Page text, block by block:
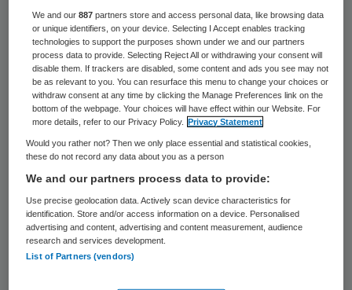
concludeert ouderenbond ANBO in een
woensdag verschenen rapport, elf maanden
na de invoering van de Wet
maatschappelijke ondersteuning (Wmo).
Informatie hierover vanuit de gemeenten is
vaak “slecht vindbaar, onduidelijk en soms
ronduit misleidend”. Volgens ANBO geeft
slechts een derde van de tachtig
onderzochte gemeenten duidelijkheid over
de mogelijkheden voor hulpbehoevenden.
We and our887 partners store and access personal data, like browsing data
or unique identifiers, on your device. Selecting I Accept enables tracking
technologies to support the purposes shown under we and our partners
process data to provide. Selecting Reject All or withdrawing your consent will
disable them. If trackers are disabled, some content and ads you see may not
be as relevant to you. You can resurface this menu to change your choices or
withdraw consent at any time by clicking the Manage Preferences link on the
bottom of the webpage. Your choices will have effect within our Website. For
more details, refer to our Privacy Policy.
Privacy Statement
Would you rather not? Then we only place essential and statistical cookies,
these do not record any data about you as a person
We and our partners process data to provide:
Use precise geolocation data. Actively scan device characteristics for
identification. Store and/or access information on a device. Personalised
advertising and content, advertising and content measurement, audience
research and services development.
List of Partners (vendors)